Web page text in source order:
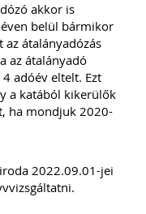
gazdálkodó
történő
kérdései
és a piacokon
akkor is
belül bármikor
az átalányadózás
az átalányadó
adóév eltelt. Ezt
a katából kikerülők
ha mondjuk 2020-
2022.09.01-jei